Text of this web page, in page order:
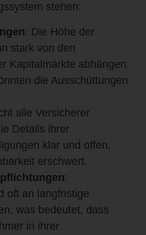
stehen:
: Die Höhe der
stark von den
Kapitalmärkte abhängen.
die Ausschüttungen
alle Versicherer
Details ihrer
klar und offen,
erschwert.
:
oft an langfristige
was bedeutet, dass
in ihrer